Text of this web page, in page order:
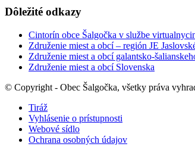
Dôležité odkazy
Cintorín obce Šalgočka v službe
Združenie miest a obcí – región JE
Združenie miest a obcí galantsko-
Združenie miest a obcí Slovenska
© Copyright - Obec Šalgočka, všetky práva
Tiráž
Vyhlásenie o prístupnosti
Webové sídlo
Ochrana osobných údajov